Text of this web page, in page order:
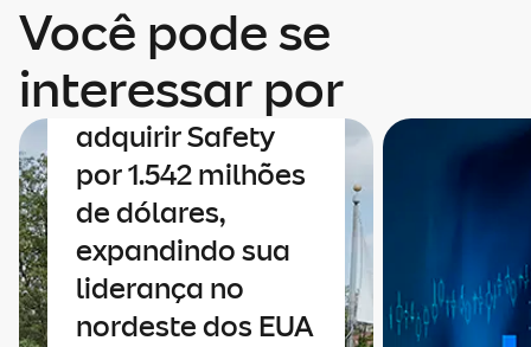
Você pode se
interessar por
Corporativo
A Mapfre anuncia
um acordo para
adquirir Safety
por 1.542 milhões
de dólares,
expandindo sua
liderança no
nordeste dos EUA